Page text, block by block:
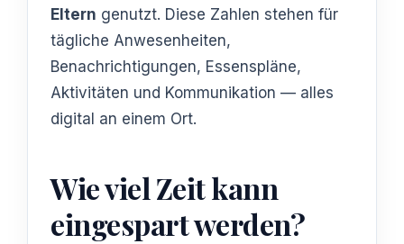
Eltern genutzt. Diese Zahlen stehen für
tägliche Anwesenheiten,
Benachrichtigungen, Essenspläne,
Aktivitäten und Kommunikation — alles
digital an einem Ort.
Wie viel Zeit kann
eingespart werden?